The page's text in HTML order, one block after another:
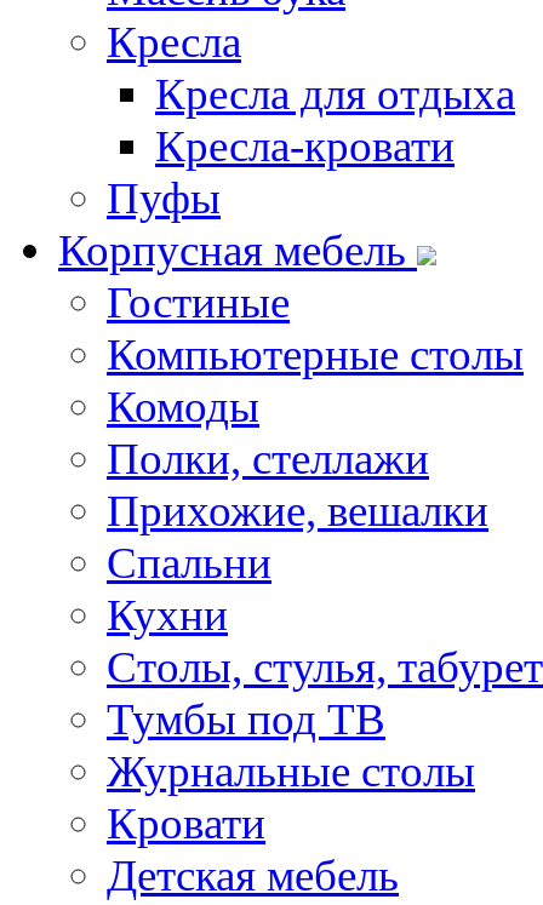
Кресла
Кресла для отдыха
Кресла-кровати
Пуфы
Корпусная мебель
Гостиные
Компьютерные столы
Комоды
Полки, стеллажи
Прихожие, вешалки
Спальни
Кухни
Столы, стулья,
Тумбы под ТВ
Журнальные столы
Кровати
Детская мебель